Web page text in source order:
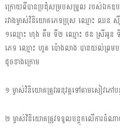
ក្រោយពីបានប្រជុំសម្របសម្រួល របស់ឯកឧប
រវាងម្ចាស់វិនិយោគភេទប្រុស ឈ្មោះ ឈន
១ឈ្មោះ ហុង គឹម ទី២ ឈ្មោះ ថន ស្រីអូន
ភេទ ឈ្មោះ ហួត ប៉ោងលាង បានយល់ព្រមប
ដូចខាងក្រោម
១ ម្ចាស់វិនិយោគត្រូវអនុវត្តទៅតាមសៀវភៅ
២ ម្ចាស់វិនិយោគត្រូវទទួលបន្ទុកលេីការចំណ